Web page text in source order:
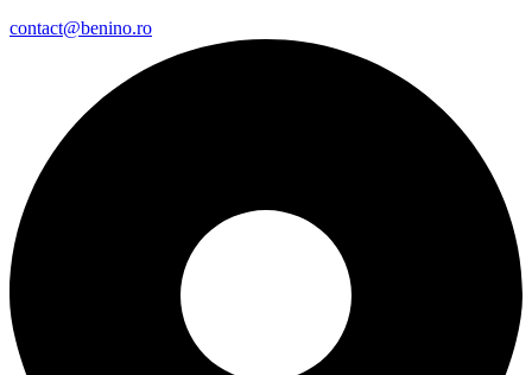
contact@benino.ro